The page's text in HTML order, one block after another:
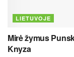
LIETUVOJE
Mirė žymus
Knyza